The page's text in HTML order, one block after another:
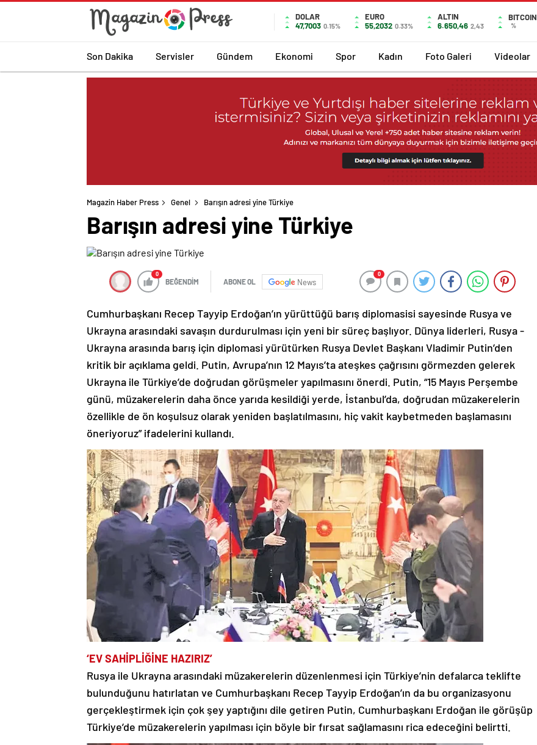
DOLAR
47,7003 0.15%
EURO
55,2032 0.33%
ALTIN
6.650,46 2,43
BITCOIN
%
Son Dakika Servisler Gündem Ekonomi Spor Kadın Foto Galeri Videolar
Magazin Haber Press Genel Barışın adresi yine Türkiye
Barışın adresi yine Türkiye
0
BEĞENDİM ABONE OL News
0
Cumhurbaşkanı Recep Tayyip Erdoğan’ın yürüttüğü barış diplomasisi sayesinde Rusya ve
Ukrayna arasındaki savaşın durdurulması için yeni bir süreç başlıyor. Dünya liderleri, Rusya -
Ukrayna arasında barış için diplomasi yürütürken Rusya Devlet Başkanı Vladimir Putin’den
kritik bir açıklama geldi. Putin, Avrupa’nın 12 Mayıs’ta ateşkes çağrısını görmezden gelerek
Ukrayna ile Türkiye’de doğrudan görüşmeler yapılmasını önerdi. Putin, “15 Mayıs Perşembe
günü, müzakerelerin daha önce yarıda kesildiği yerde, İstanbul’da, doğrudan müzakerelerin
özellikle de ön koşulsuz olarak yeniden başlatılmasını, hiç vakit kaybetmeden başlamasını
öneriyoruz” ifadelerini kullandı.
‘EV SAHİPLİĞİNE HAZIRIZ’
Rusya ile Ukrayna arasındaki müzakerelerin düzenlenmesi için Türkiye’nin defalarca teklifte
bulunduğunu hatırlatan ve Cumhurbaşkanı Recep Tayyip Erdoğan’ın da bu organizasyonu
gerçekleştirmek için çok şey yaptığını dile getiren Putin, Cumhurbaşkanı Erdoğan ile görüşüp
Türkiye’de müzakerelerin yapılması için böyle bir fırsat sağlamasını rica edeceğini belirtti.